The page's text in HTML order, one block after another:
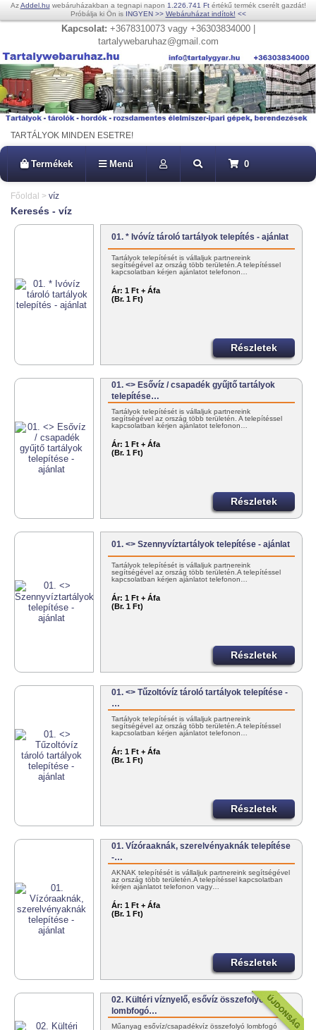
AzAddel.hu webáruházakban a tegnapi napon 1.226.741 Ftértékű termék cserélt gazdát!
Próbálja ki Ön is INGYEN >> Webáruházat indítok! <<
Kapcsolat: +3678310073 vagy +36303834000 |
tartalywebaruhaz@gmail.com
TARTÁLYOK MINDEN ESETRE!
Termékek Menü 0
Főoldal > víz
Keresés - víz
01. * Ivóvíz tároló tartályok telepítés - ajánlat
Tartályok telepítését is vállaljuk partnereink
segítségével az ország több területén.A telepítéssel
kapcsolatban kérjen ajánlatot telefonon…
Ár: 1 Ft + Áfa
(Br. 1 Ft)
Részletek
01. <> Esővíz / csapadék gyűjtő tartályok
telepítése…
Tartályok telepítését is vállaljuk partnereink
segítségével az ország több területén. A telepítéssel
kapcsolatban kérjen ajánlatot telefonon…
Ár: 1 Ft + Áfa
(Br. 1 Ft)
Részletek
01. <> Szennyvíztartályok telepítése - ajánlat
Tartályok telepítését is vállaljuk partnereink
segítségével az ország több területén.A telepítéssel
kapcsolatban kérjen ajánlatot telefonon…
Ár: 1 Ft + Áfa
(Br. 1 Ft)
Részletek
01. <> Tűzoltóvíz tároló tartályok telepítése -
…
Tartályok telepítését is vállaljuk partnereink
segítségével az ország több területén.A telepítéssel
kapcsolatban kérjen ajánlatot telefonon…
Ár: 1 Ft + Áfa
(Br. 1 Ft)
Részletek
01. Vízóraaknák, szerelvényaknák telepítése
-…
AKNÁK telepítését is vállaljuk partnereink segítségével
az ország több területén.A telepítéssel kapcsolatban
kérjen ajánlatot telefonon vagy…
Ár: 1 Ft + Áfa
(Br. 1 Ft)
Részletek
02. Kültéri víznyelő, esővíz összefolyó
lombfogó…
Műanyag esővíz/csapadékvíz összefolyó lombfogó